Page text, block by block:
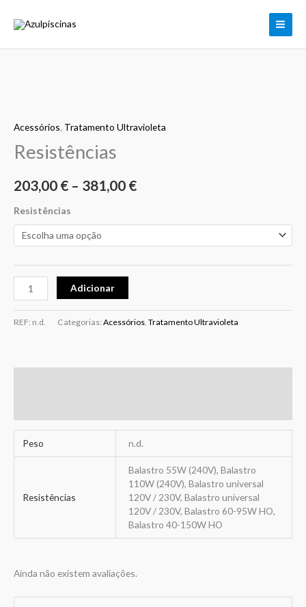
Acessórios, Tratamento Ultravioleta
Resistências
203,00 € – 381,00 €
range:
through
Resistências
Resistências
Adicionar
REF: n.d. Categorias: Acessórios Tratamento Ultravioleta
Peso n.d.
Resistências
Balastro 55W (240V), Balastro
110W (240V), Balastro universal
120V / 230V, Balastro universal
120V / 230V, Balastro 60-95W HO,
Balastro 40-150W HO
Ainda não existem avaliações.